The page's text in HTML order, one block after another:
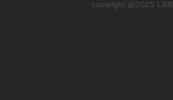
copyright @2025